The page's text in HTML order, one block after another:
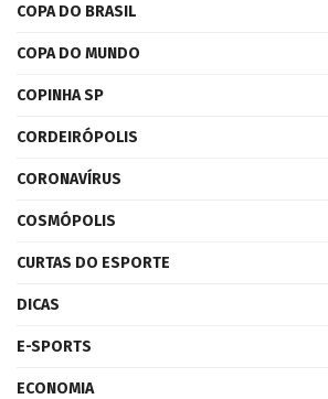
COPA DO BRASIL
COPA DO MUNDO
COPINHA SP
CORDEIRÓPOLIS
CORONAVÍRUS
COSMÓPOLIS
CURTAS DO ESPORTE
DICAS
E-SPORTS
ECONOMIA